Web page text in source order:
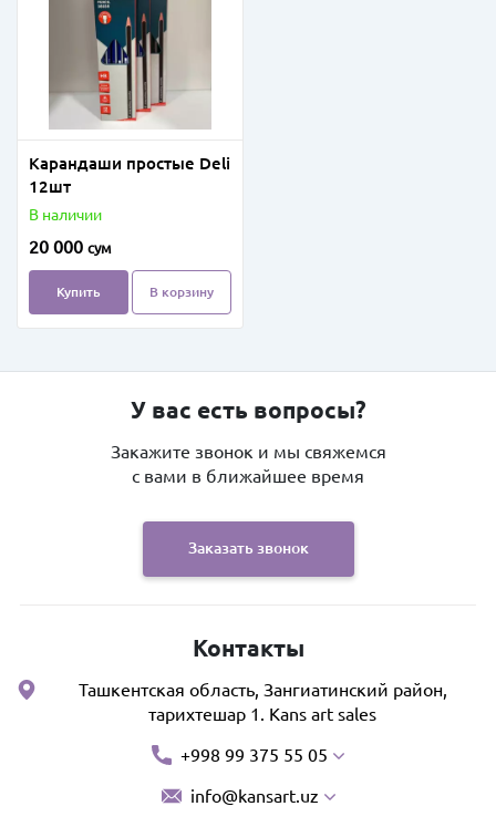
Карандаши простые Deli
12шт
В наличии
20 000 сум
Купить В корзину
У вас есть вопросы?
Закажите звонок и мы свяжемся
с вами в ближайшее время
Заказать звонок
Контакты
Ташкентская область, Зангиатинский район,
тарихтешар 1. Kans art sales
+998 99 375 55 05
info@kansart.uz